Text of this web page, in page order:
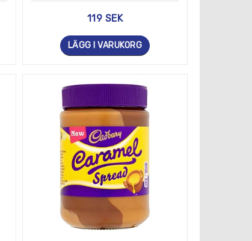
119 SEK
LÄGG I VARUKORG